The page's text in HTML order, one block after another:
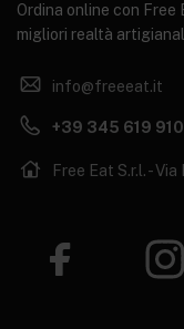
Ordina online con Free
migliori realtà
info@freeeat.it
+39 345 619
Free Eat S.r.l. -